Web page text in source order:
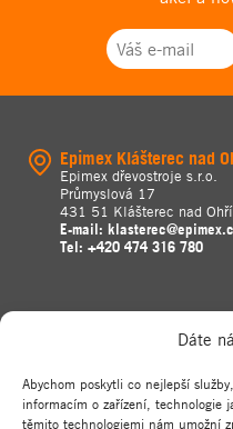
Dáte
Abychom poskytli co nejlepší
informacím o zařízení, technologie
těmito technologiemi nám umožní
Epimex Klášterec nad
Epimex dřevostroje s.r.o.
Průmyslová 17
431 51 Klášterec nad Ohří
E-mail:
Tel: +420 474 316 780